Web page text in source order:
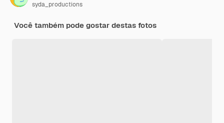
syda_productions
Você também pode gostar destas fotos